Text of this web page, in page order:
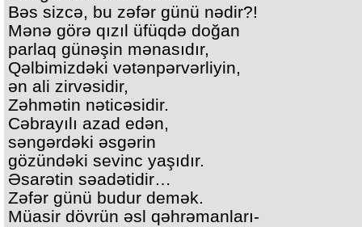
Bəs sizcə, bu zəfər günü nədir?!
Mənə görə qızıl üfüqdə doğan
parlaq günəşin mənasıdır,
Qəlbimizdəki vətənpərvərliyin,
ən ali zirvəsidir,
Zəhmətin nəticəsidir.
Cəbrayılı azad edən,
səngərdəki əsgərin
gözündəki sevinc yaşıdır.
Əsarətin səadətidir…
Zəfər günü budur demək.
Müasir dövrün əsl qəhrəmanları-